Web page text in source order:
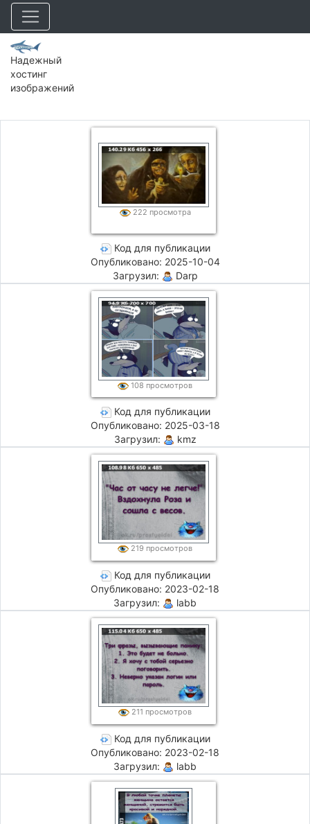
Надежный
хостинг
изображений
222 просмотра
Код для публикации
Опубликовано: 2025-10-04
Загрузил:
Darp
108 просмотров
Код для публикации
Опубликовано: 2025-03-18
Загрузил:
kmz
219 просмотров
Код для публикации
Опубликовано: 2023-02-18
Загрузил:
labb
211 просмотров
Код для публикации
Опубликовано: 2023-02-18
Загрузил:
labb